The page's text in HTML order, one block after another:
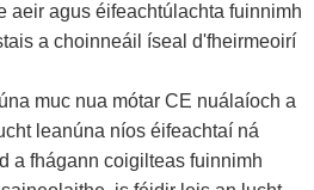
aeir agus éifeachtúlachta fuinnimh
a choinneáil íseal d'fheirmeoirí
muc nua mótar CE nuálaíoch a
leanúna níos éifeachtaí ná
a fhágann coigilteas fuinnimh